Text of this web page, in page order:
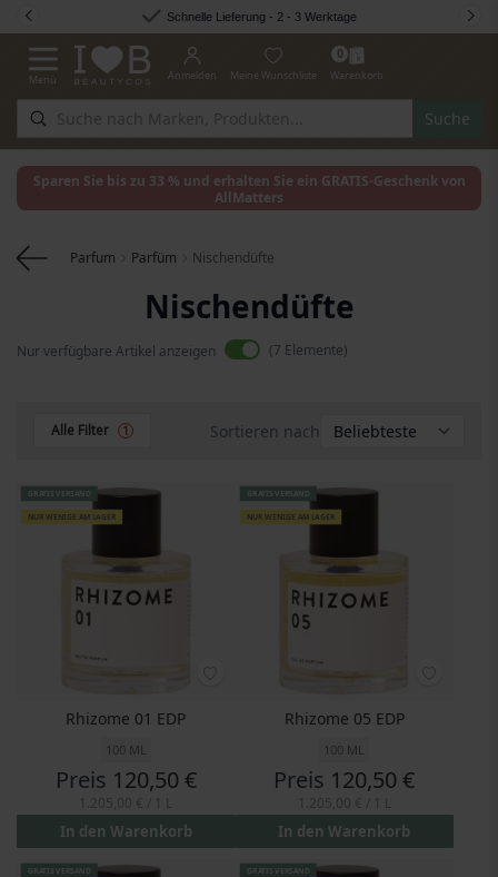
Zum Inhalt springen Schnelle Lieferung - 2 - 3 Werktage
Navigation umschalten
Menü
Suche
Anmelden Meine Wunschliste
0
Warenkorb
Sparen Sie bis zu 33 % und erhalten Sie ein GRATIS-Geschenk von
AllMatters
Parfum Parfüm Nischendüfte
Nischendüfte
Nur verfügbare Artikel anzeigen 7 Elemente
Alle Filter 1 Sortieren nach
GRATIS VERSAND
NUR WENIGE AM LAGER
Rhizome 01 EDP
100 ML
Preis 120,50 €
In den Warenkorb
GRATIS VERSAND
NUR WENIGE AM LAGER
Rhizome 05 EDP
100 ML
Preis 120,50 €
In den Warenkorb
GRATIS VERSAND GRATIS VERSAND